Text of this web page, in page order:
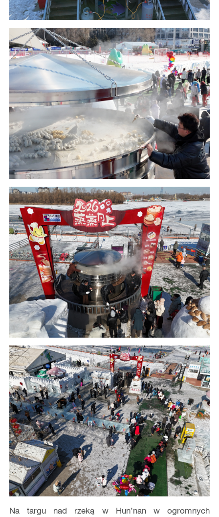
Na targu nad rzeką w Hun’nan w ogromnych